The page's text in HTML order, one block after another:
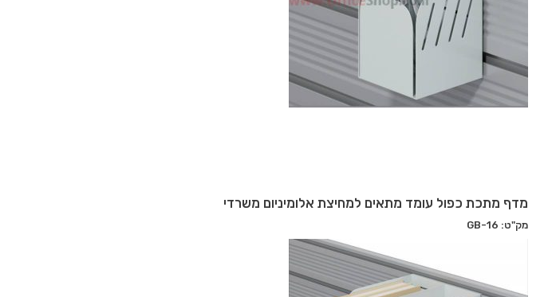
מדף מתכת כפול עומד מתאים למחיצת אלומיניום משרדי
מק"ט: GB-16